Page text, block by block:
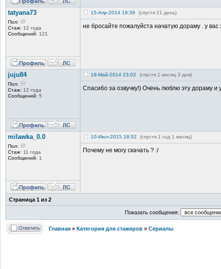
tatyana73
Пол:
Стаж: 12 года
Сообщений: 121
15-Апр-2014 19:39 (спустя 21 день)
не бросайте пожалуйста начатую дораму . у
juju84
Пол:
Стаж: 12 года
Сообщений: 5
18-Май-2014 23:02 (спустя 1 месяц 3 дня)
Спасибо за озвучку!) Очень люблю эту дораму
milawka_0.0
Пол:
Стаж: 11 года
Сообщений: 1
10-Июл-2015 18:52 (спустя 1 год 1 месяц)
Почему не могу скачать ? :/
Страница 1 из 2
Показать сообщения:
Главная » Категория для стажеров » Сериалы